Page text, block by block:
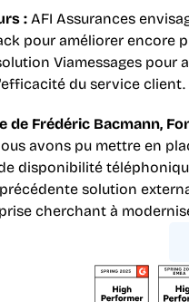
: AFI Assurances
pour améliorer encore
Viamessages pour
du service client.
de Frédéric Bacmann,
avons pu mettre en
disponibilité
solution
cherchant à